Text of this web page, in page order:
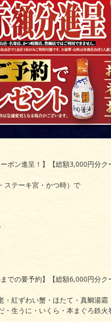
ポン進呈！】【総額3,000円分
ステーキ宮・かつ時）で
での要予約】【総額6,000円分
紅ずわい蟹・ほたて・真鯛湯
生うに・いくら・本まぐろ鉄火